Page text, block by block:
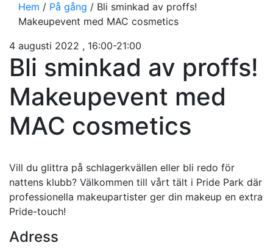
Hem / På gång / Bli sminkad av proffs!
Makeupevent med MAC cosmetics
4 augusti 2022 , 16:00-21:00
Bli sminkad av proffs!
Makeupevent med
MAC cosmetics
Vill du glittra på schlagerkvällen eller bli redo för
nattens klubb? Välkommen till vårt tält i Pride Park där
professionella makeupartister ger din makeup en extra
Pride-touch!
Adress